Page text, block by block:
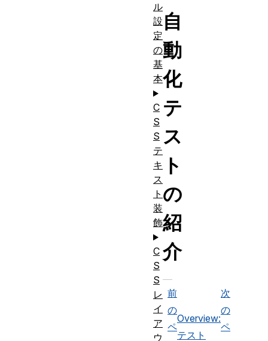
自
動
化
テ
ス
ト
の
紹
介
前
の
ペ
Overview:
テスト
次
の
ペ
ル
設
定
の
基
本
C
S
S
テ
キ
ス
ト
装
飾
C
S
S
レ
イ
ア
ウ